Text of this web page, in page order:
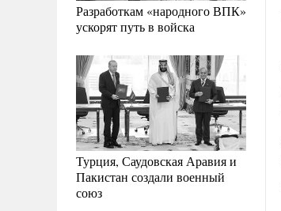
Разработкам «народного ВПК»
ускорят путь в войска
Турция, Саудовская Аравия и
Пакистан создали военный
союз